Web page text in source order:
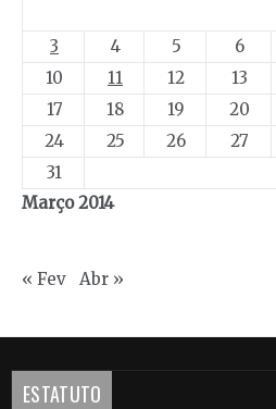
Março 2014
3
4 5 6
10
11 12 13
17
18 19 20
24
25 26 27
31
« Fev Abr »
ESTATUTO